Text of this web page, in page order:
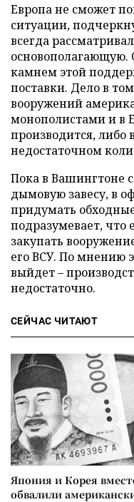
Европа не сможет
ситуации,
всегда
основополагающую.
камнем этой
поставки. Дело в
вооружений
монополистами и в
производится, либо
недостаточном
Пока в Вашингтоне
дымовую завесу, в
придумать
подразумевает, что
закупать
его ВСУ. По мнению
выйдет –
недостаточно.
СЕЙЧАС ЧИТАЮТ
Япония и Корея
обвалили